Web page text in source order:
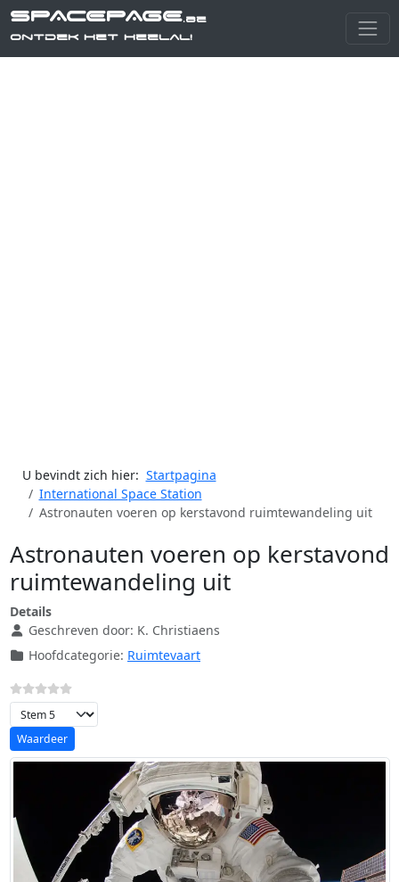
SPACEPAGE.be
Ontdek het heelal!
U bevindt zich hier: Startpagina
International Space Station
Astronauten voeren op kerstavond ruimtewandeling uit
Astronauten voeren op kerstavond
ruimtewandeling uit
Details
Geschreven door: K. Christiaens
Hoofdcategorie: Ruimtevaart
Voeg waardering toe